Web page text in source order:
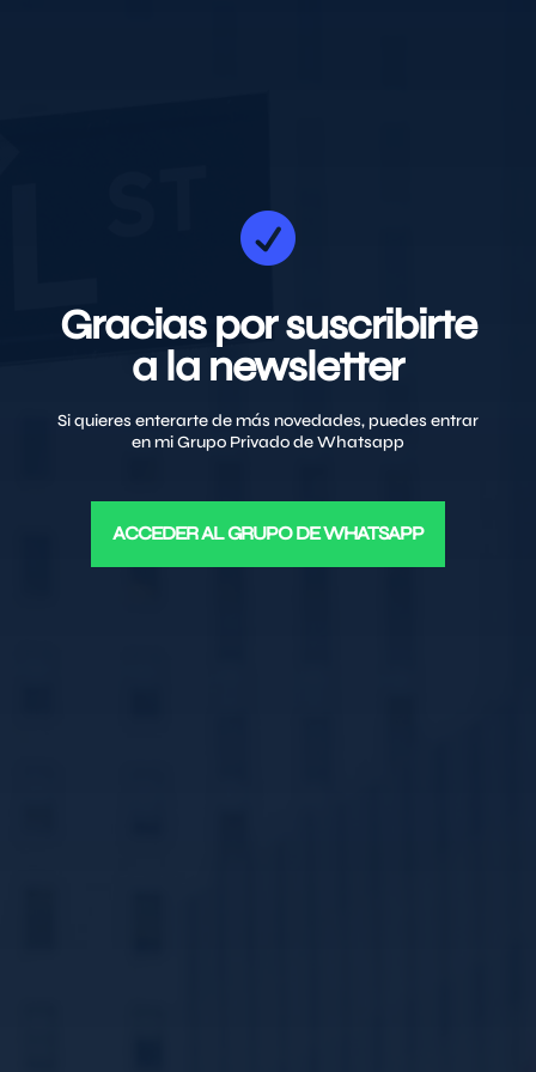

Gracias por suscribirte
a la newsletter
Si quieres enterarte de más novedades, puedes entrar
en mi Grupo Privado de Whatsapp
ACCEDER AL GRUPO DE WHATSAPP